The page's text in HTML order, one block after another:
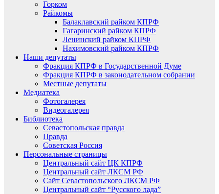
Горком
Райкомы
Балаклавский райком КПРФ
Гагаринский райком КПРФ
Ленинский райком КПРФ
Нахимовский райком КПРФ
Наши депутаты
Фракция КПРФ в Государственной Думе
Фракция КПРФ в законодательном собрании
Местные депутаты
Медиатека
Фотогалерея
Видеогалерея
Библиотека
Севастопольская правда
Правда
Советская Россия
Персональные страницы
Центральный сайт ЦК КПРФ
Центральный сайт ЛКСМ РФ
Сайт Севастопольского ЛКСМ РФ
Центральный сайт “Русского лада”